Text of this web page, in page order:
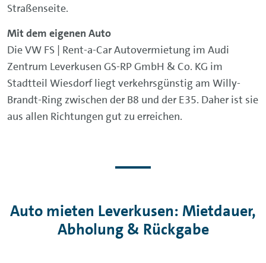
Straßenseite.
Mit dem eigenen Auto
Die VW FS | Rent-a-Car Autovermietung im Audi
Zentrum Leverkusen GS-RP GmbH & Co. KG im
Stadtteil Wiesdorf liegt verkehrsgünstig am Willy-
Brandt-Ring zwischen der B8 und der E35. Daher ist sie
aus allen Richtungen gut zu erreichen.
Auto mieten Leverkusen: Mietdauer,
Abholung & Rückgabe